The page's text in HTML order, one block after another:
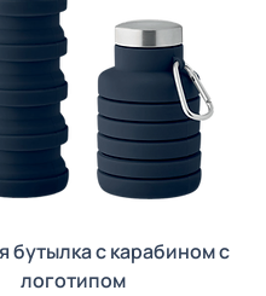
бутылка с карабином с
логотипом